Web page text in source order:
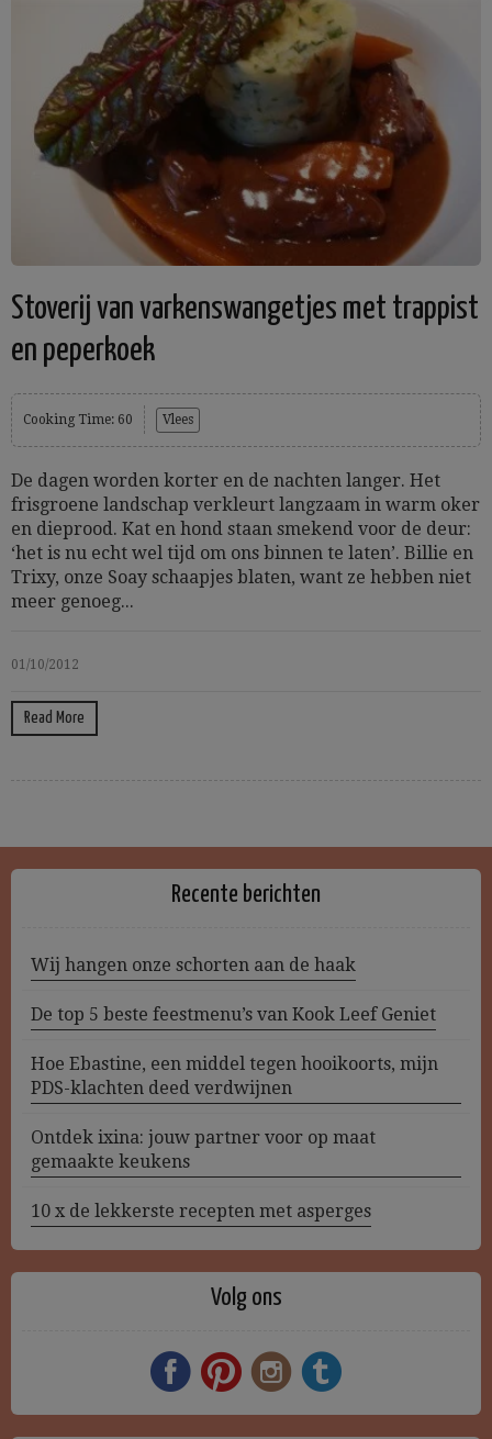
Stoverij van varkenswangetjes met trappist
en peperkoek
Cooking Time: 60 Vlees
De dagen worden korter en de nachten langer. Het
frisgroene landschap verkleurt langzaam in warm oker
en dieprood. Kat en hond staan smekend voor de deur:
‘het is nu echt wel tijd om ons binnen te laten’. Billie en
Trixy, onze Soay schaapjes blaten, want ze hebben niet
meer genoeg...
01/10/2012
Read More
Recente berichten
Wij hangen onze schorten aan de haak
De top 5 beste feestmenu’s van Kook Leef Geniet
Hoe Ebastine, een middel tegen hooikoorts, mijn
PDS-klachten deed verdwijnen
Ontdek ixina: jouw partner voor op maat
gemaakte keukens
10 x de lekkerste recepten met asperges
Volg ons